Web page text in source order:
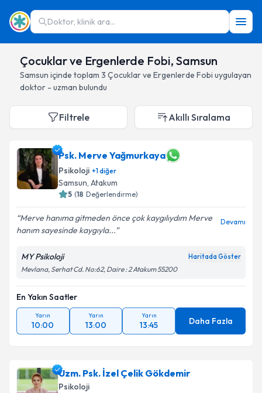
Doktor, klinik ara...
Çocuklar ve Ergenlerde Fobi, Samsun
Samsun içinde toplam 3 Çocuklar ve Ergenlerde Fobi uygulayan
doktor - uzman bulundu
Filtrele Akıllı Sıralama
Psk. Merve Yağmurkaya
Psikoloji +1diğer
Samsun, Atakum
5 (18 Değerlendirme)
Merve hanıma gitmeden önce çok kaygılıydım Merve
hanım sayesinde kaygıyla...
Devamı
MY Psikoloji Haritada Göster
Mevlana, Serhat Cd. No:62, Daire : 2 Atakum 55200
En Yakın Saatler
Yarın
10:00
Yarın
13:00
Yarın
13:45 Daha Fazla
Uzm. Psk. İzel Çelik Gökdemir
Psikoloji